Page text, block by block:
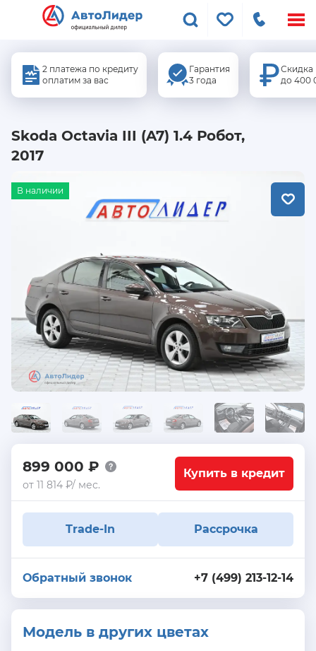
2 платежа по кредиту
оплатим за вас
Гарантия
3 года
Скидка
до 400
Skoda Octavia III (A7) 1.4 Робот,
2017
В наличии
899 000 ₽
от 11 814 ₽/ мес.
Купить в кредит
Trade-In Рассрочка
+7 (499) 213-12-14
Обратный звонок
Модель в других цветах